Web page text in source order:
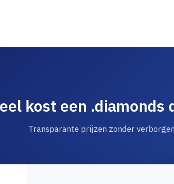
kost een .diamonds
Transparante prijzen zonder